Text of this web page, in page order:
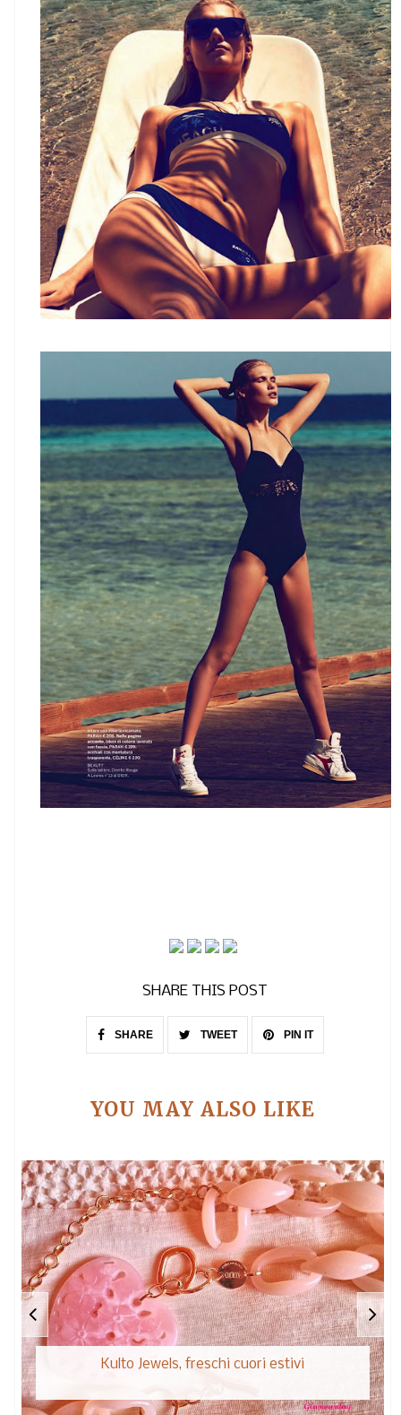
SHARE THIS POST
SHARE TWEET PIN IT
YOU MAY ALSO LIKE
Kulto Jewels, freschi cuori estivi